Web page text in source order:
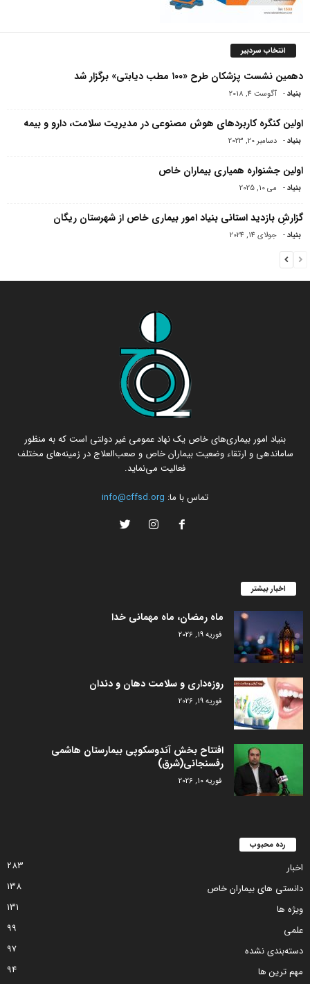
انتخاب سردبیر
دهمین نشست پزشکان طرح «۱۰۰ مطب دیابتی» برگزار شد
بنیاد- آگوست 4, 2018
اولین کنگره کاربردهای هوش مصنوعی در مدیریت سلامت، دارو و بیمه
بنیاد- دسامبر 20, 2023
اولین جشنواره همیاری بیماران خاص
بنیاد- می 10, 2025
گزارشِ بازدید استانی بنیاد امور بیماری خاص از شهرستان ریگان
بنیاد- جولای 14, 2024
بنیاد امور بیماری‌های خاص یک نهاد عمومی غیر دولتی است که به منظور
ساماندهی و ارتقاء وضعیت بیماران خاص و صعب‌العلاج در زمینه‌های مختلف
فعالیت می‌نماید.
تماس با ما: info@cffsd.org
اخبار بیشتر
ماه رمضان، ماه مهمانی خدا
فوریه 19, 2026
روزه‌داری و سلامت دهان و دندان
فوریه 19, 2026
افتتاح بخش آندوسکوپی بیمارستان هاشمی
رفسنجانی(شرق)
فوریه 10, 2026
رده محبوب
اخبار
283
دانستی های بیماران خاص
138
ویژه ها
131
علمی
99
دسته‌بندی نشده
97
مهم ترین ها
94